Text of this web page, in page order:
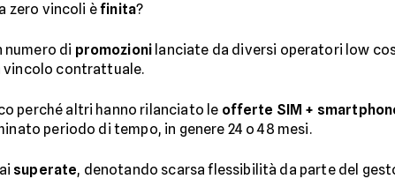
zero vincoli èfinita?
numero di promozioni lanciate da diversi operatori low
vincolo contrattuale.
perché altri hanno rilanciato le offerte SIM +
periodo di tempo, in genere 24 o 48 mesi.
superate, denotando scarsa flessibilità da parte del